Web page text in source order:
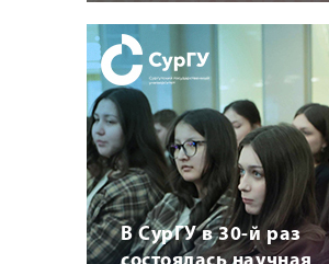
В СурГУ в 30-й раз